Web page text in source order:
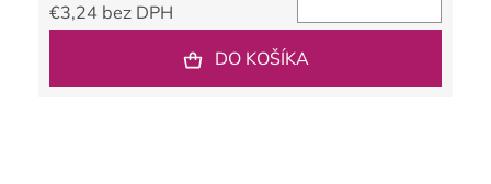
€3,24 bez DPH
DO KOŠÍKA